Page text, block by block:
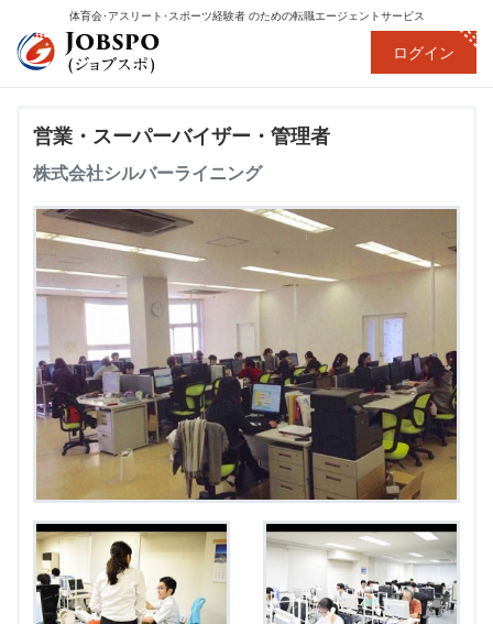
体育会･アスリート･スポーツ経験者のための転職エージェントサービス
ログイン
営業・スーパーバイザー・管理者
株式会社シルバーライニング